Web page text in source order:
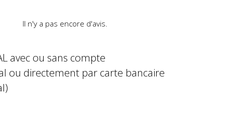
Il n'y a pas encore d'avis.
avec ou sans compte
ou directement par carte bancaire